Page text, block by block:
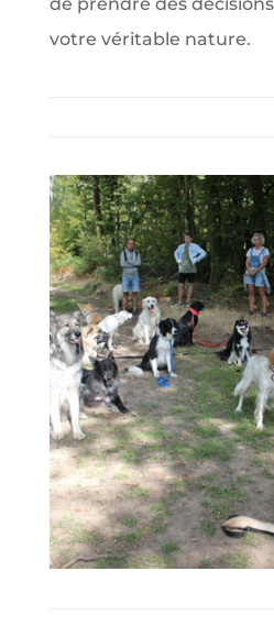
votre véritable nature.